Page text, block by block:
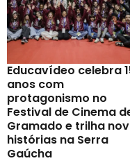
Educavídeo celebra
anos com
protagonismo no
Festival de Cinema
Gramado e trilha
histórias na Serra
Gaúcha